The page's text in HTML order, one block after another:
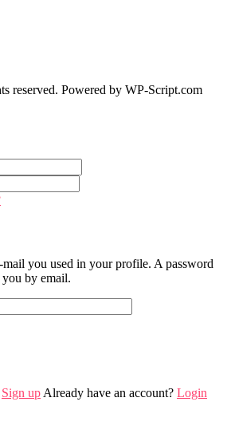
reserved. Powered by WP-Script.com
mail you used in your profile. A password
by email.
Sign up Already have an account? Login